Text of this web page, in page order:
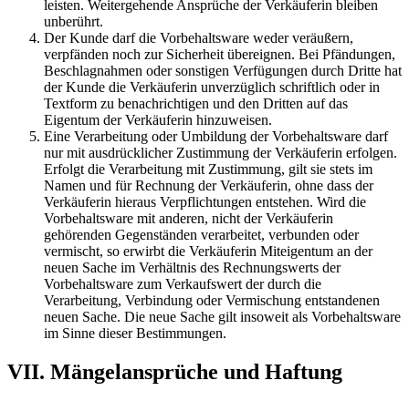
leisten. Weitergehende Ansprüche der Verkäuferin bleiben
unberührt.
Der Kunde darf die Vorbehaltsware weder veräußern,
verpfänden noch zur Sicherheit übereignen. Bei Pfändungen,
Beschlagnahmen oder sonstigen Verfügungen durch Dritte hat
der Kunde die Verkäuferin unverzüglich schriftlich oder in
Textform zu benachrichtigen und den Dritten auf das
Eigentum der Verkäuferin hinzuweisen.
Eine Verarbeitung oder Umbildung der Vorbehaltsware darf
nur mit ausdrücklicher Zustimmung der Verkäuferin erfolgen.
Erfolgt die Verarbeitung mit Zustimmung, gilt sie stets im
Namen und für Rechnung der Verkäuferin, ohne dass der
Verkäuferin hieraus Verpflichtungen entstehen. Wird die
Vorbehaltsware mit anderen, nicht der Verkäuferin
gehörenden Gegenständen verarbeitet, verbunden oder
vermischt, so erwirbt die Verkäuferin Miteigentum an der
neuen Sache im Verhältnis des Rechnungswerts der
Vorbehaltsware zum Verkaufswert der durch die
Verarbeitung, Verbindung oder Vermischung entstandenen
neuen Sache. Die neue Sache gilt insoweit als Vorbehaltsware
im Sinne dieser Bestimmungen.
VII. Mängelansprüche und Haftung